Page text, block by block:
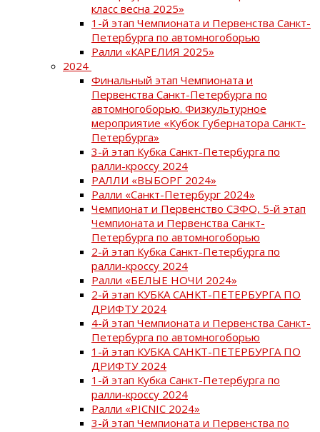
класс весна 2025»
1-й этап Чемпионата и Первенства Санкт-
Петербурга по автомногоборью
Ралли «КАРЕЛИЯ 2025»
2024
Финальный этап Чемпионата и
Первенства Санкт-Петербурга по
автомногоборью. Физкультурное
мероприятие «Кубок Губернатора Санкт-
Петербурга»
3-й этап Кубка Санкт-Петербурга по
ралли-кроссу 2024
РАЛЛИ «ВЫБОРГ 2024»
Ралли «Санкт-Петербург 2024»
Чемпионат и Первенство СЗФО, 5-й этап
Чемпионата и Первенства Санкт-
Петербурга по автомногоборью
2-й этап Кубка Санкт-Петербурга по
ралли-кроссу 2024
Ралли «БЕЛЫЕ НОЧИ 2024»
2-й этап КУБКА САНКТ-ПЕТЕРБУРГА ПО
ДРИФТУ 2024
4-й этап Чемпионата и Первенства Санкт-
Петербурга по автомногоборью
1-й этап КУБКА САНКТ-ПЕТЕРБУРГА ПО
ДРИФТУ 2024
1-й этап Кубка Санкт-Петербурга по
ралли-кроссу 2024
Ралли «PICNIC 2024»
3-й этап Чемпионата и Первенства по